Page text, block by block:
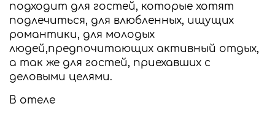
подходит для гостей, которые хотят
подлечиться, для влюбленных, ищущих
романтики, для молодых
людей,предпочитающих активный отдых,
а так же для гостей, приехавших с
деловыми целями.
В отеле